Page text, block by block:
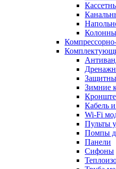
Зимние
Кабель
Wi-Fi
Пульты
Помпы
Панели
Сифоны